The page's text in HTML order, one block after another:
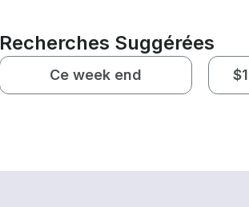
Recherches Suggérées
Ce week end